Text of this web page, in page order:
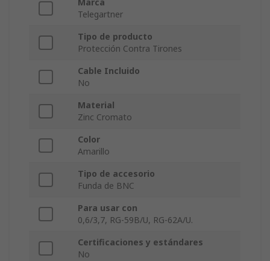
Marca
Telegartner
Tipo de producto
Protección Contra Tirones
Cable Incluido
No
Material
Zinc Cromato
Color
Amarillo
Tipo de accesorio
Funda de BNC
Para usar con
0,6/3,7, RG-59B/U, RG-62A/U.
Certificaciones y estándares
No